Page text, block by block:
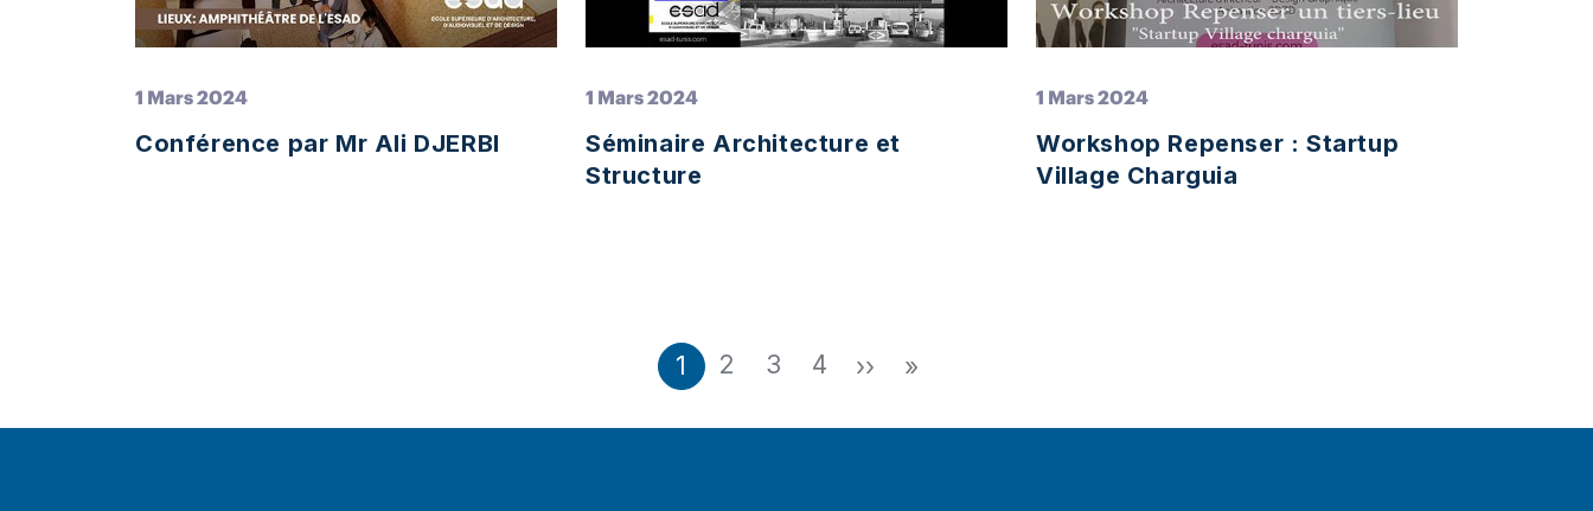
1 Mars 2024
Conférence par Mr Ali DJERBI
1 Mars 2024
Séminaire Architecture et
Structure
1 Mars 2024
Workshop Repenser : Startup
Village Charguia
Page
1 Page
2 Page
3 Page
4 Page suivante
›› Dernière page
»